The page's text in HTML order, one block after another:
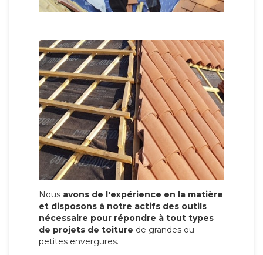
Nous avons de l'expérience en la matière
et disposons à notre actifs des outils
nécessaire pour répondre à tout types
de projets de toiture de grandes ou
petites envergures.